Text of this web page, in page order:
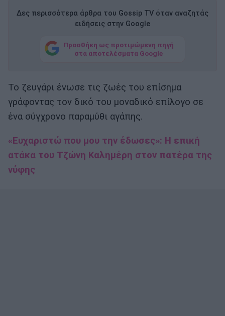
Δες περισσότερα άρθρα του Gossip TV όταν αναζητάς
ειδήσεις στην Google
Προσθήκη ως προτιμώμενη πηγή
στα αποτελέσματα Google
Το ζευγάρι ένωσε τις ζωές του επίσημα
γράφοντας τον δικό του μοναδικό επίλογο σε
ένα σύγχρονο παραμύθι αγάπης.
«Ευχαριστώ που μου την έδωσες»: H επική
ατάκα του Τζώνη Καλημέρη στον πατέρα της
νύφης